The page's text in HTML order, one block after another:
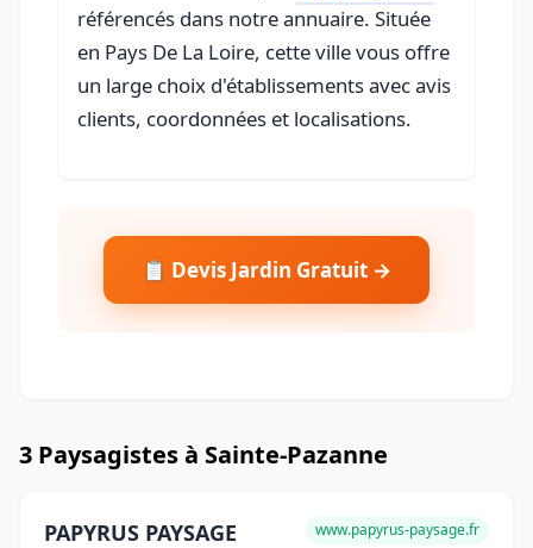
référencés dans notre annuaire. Située
en Pays De La Loire, cette ville vous offre
un large choix d'établissements avec avis
clients, coordonnées et localisations.
📋 Devis Jardin Gratuit →
3 Paysagistes à Sainte-Pazanne
PAPYRUS PAYSAGE www.papyrus-paysage.fr